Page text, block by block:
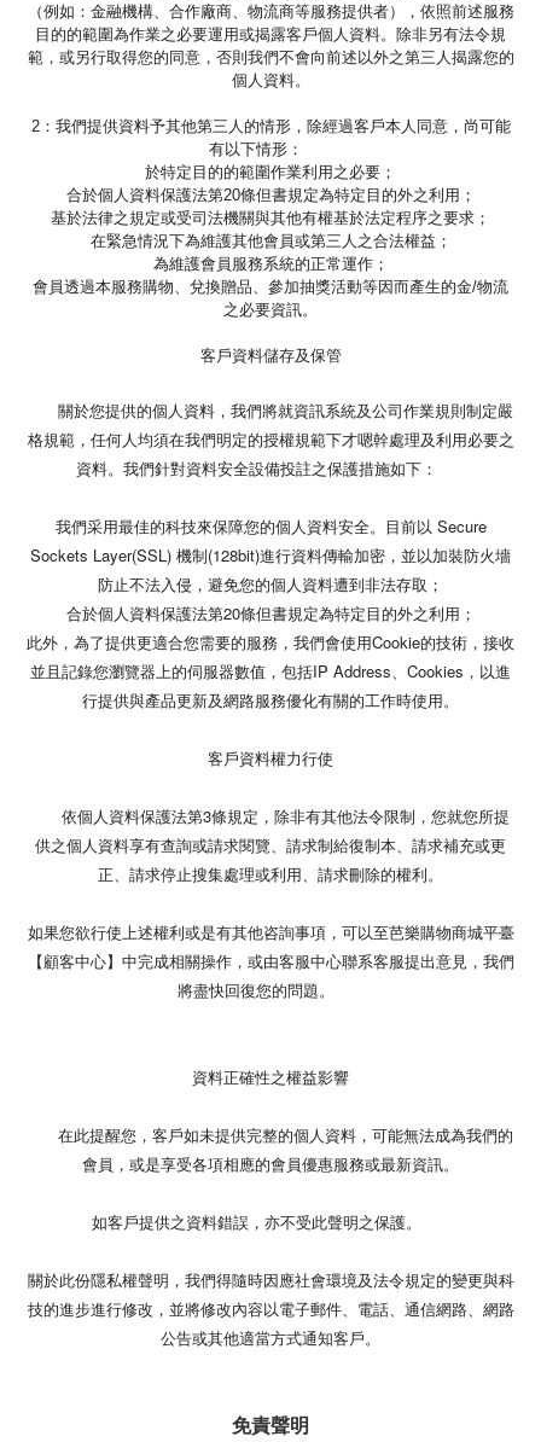
（例如：金融機構、合作廠商、物流商等服務提供者），依照前述服務
目的的範圍為作業之必要運用或揭露客戶個人資料。除非另有法令規
範，或另行取得您的同意，否則我們不會向前述以外之第三人揭露您的
個人資料。
2：我們提供資料予其他第三人的情形，除經過客戶本人同意，尚可能
有以下情形：
於特定目的的範圍作業利用之必要；
合於個人資料保護法第20條但書規定為特定目的外之利用；
基於法律之規定或受司法機關與其他有權基於法定程序之要求；
在緊急情況下為維護其他會員或第三人之合法權益；
為維護會員服務系統的正常運作；
會員透過本服務購物、兌換贈品、參加抽獎活動等因而產生的金/物流
之必要資訊。
客戶資料儲存及保管
關於您提供的個人資料，我們將就資訊系統及公司作業規則制定嚴
格規範，任何人均須在我們明定的授權規範下才嗯幹處理及利用必要之
資料。我們針對資料安全設備投註之保護措施如下：
我們采用最佳的科技來保障您的個人資料安全。目前以 Secure
Sockets Layer(SSL) 機制(128bit)進行資料傳輸加密，並以加裝防火墻
防止不法入侵，避免您的個人資料遭到非法存取；
合於個人資料保護法第20條但書規定為特定目的外之利用；
此外，為了提供更適合您需要的服務，我們會使用Cookie的技術，接收
並且記錄您瀏覽器上的伺服器數值，包括IP Address、Cookies，以進
行提供與產品更新及網路服務優化有關的工作時使用。
客戶資料權力行使
依個人資料保護法第3條規定，除非有其他法令限制，您就您所提
供之個人資料享有查詢或請求閱覽、請求制給復制本、請求補充或更
正、請求停止搜集處理或利用、請求刪除的權利。
如果您欲行使上述權利或是有其他咨詢事項，可以至芭樂購物商城平臺
【顧客中心】中完成相關操作，或由客服中心聯系客服提出意見，我們
將盡快回復您的問題。
資料正確性之權益影響
在此提醒您，客戶如未提供完整的個人資料，可能無法成為我們的
會員，或是享受各項相應的會員優惠服務或最新資訊。
如客戶提供之資料錯誤，亦不受此聲明之保護。
關於此份隱私權聲明，我們得隨時因應社會環境及法令規定的變更與科
技的進步進行修改，並將修改內容以電子郵件、電話、通信網路、網路
公告或其他適當方式通知客戶。
免責聲明